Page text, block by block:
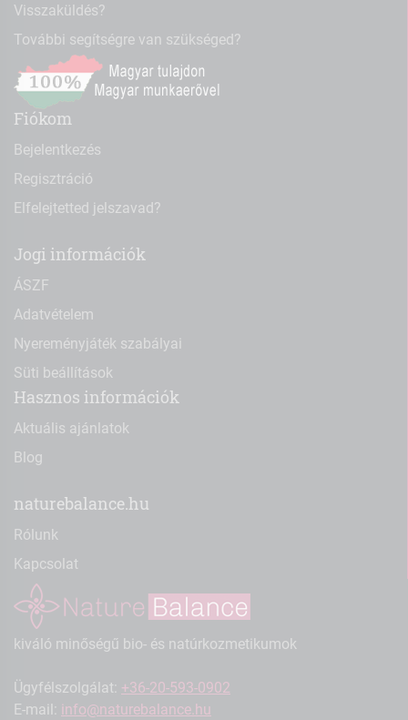
Visszaküldés?
További segítségre van szükséged?
Fiókom
Bejelentkezés
Regisztráció
Elfelejtetted jelszavad?
Jogi információk
ÁSZF
Adatvételem
Nyereményjáték szabályai
Süti beállítások
Hasznos információk
Aktuális ajánlatok
Blog
naturebalance.hu
Rólunk
Kapcsolat
kiváló minőségű bio- és natúrkozmetikumok
Ügyfélszolgálat: +36-20-593-0902
E-mail: info@naturebalance.hu